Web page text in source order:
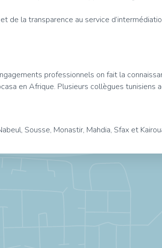
de la transparence au service
professionnels on fait la
en Afrique. Plusieurs collègues
Sousse, Monastir, Mahdia, Sfax et